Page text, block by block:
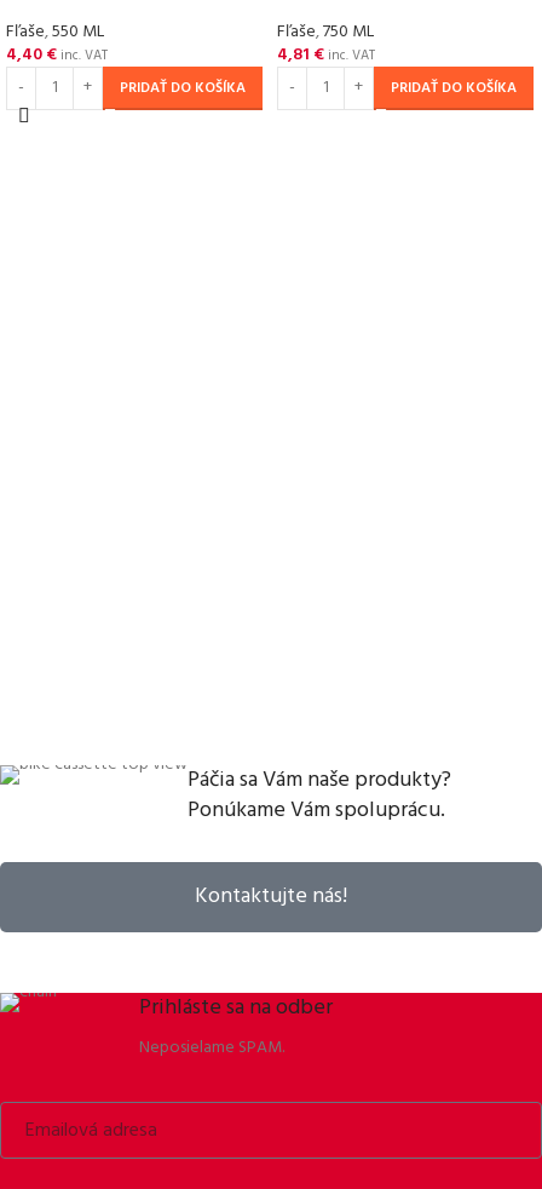
Fľaše,550 ML
4,40€ inc. VAT
PRIDAŤ DO KOŠÍKA
Fľaše,750 ML
4,81 € inc. VAT
PRIDAŤ DO KOŠÍKA
Páčia sa Vám naše produkty?
Ponúkame Vám spoluprácu.
Kontaktujte nás!
Prihláste sa na odber
Neposielame SPAM.